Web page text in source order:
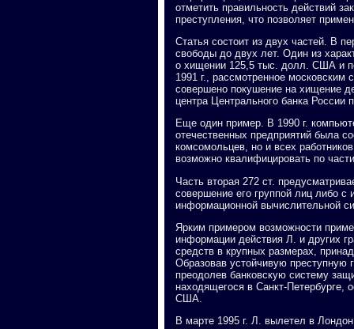
отметить правильность действий
преступления, что позволяет
Статья состоит из двух частей. В
свободы до двух лет. Один из
о хищении 125,5 тыс. долл. США и
1991 г., рассмотренное московским
совершено покушение на хищение
центра Центрального банка
Еще один пример. В 1990 г.
отечественных предприятий была
комсомольцев, но и всех
возможно квалифицировать по
Часть вторая 272 ст.
совершение его группой лиц либо
информационной вычислительной
Ярким примером возможности
информации действия Л. и других
средств в крупных размерах,
Образовав устойчивую преступную
преодолев банковскую систему
находящегося в Санкт-
США.
В марте 1995 г. Л. вылетел в